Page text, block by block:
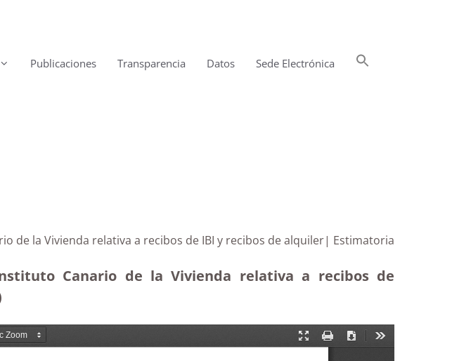
Publicaciones Transparencia Datos Sede Electrónica
de la Vivienda relativa a recibos de IBI y recibos de alquiler| Estimatoria
Canario de la Vivienda relativa a recibos de